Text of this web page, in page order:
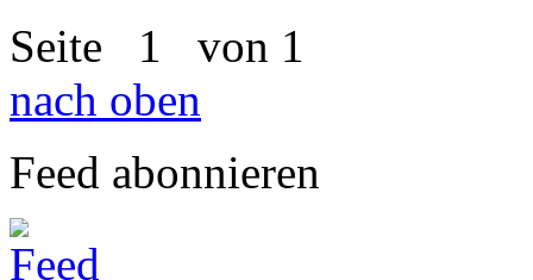
Seite 1 von 1
nach oben
Feed abonnieren